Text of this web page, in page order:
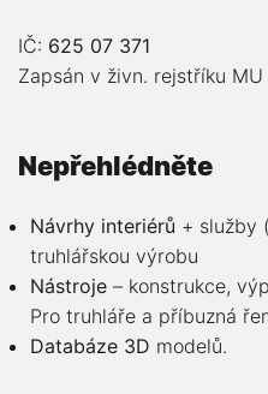
IČ: 625 07 371
Zapsán v živn. rejstříku MU
Nepřehlédněte
Návrhy interiérů + služby
truhlářskou výrobu
Nástroje – konstrukce,
Pro truhláře a příbuzná
Databáze 3D modelů.